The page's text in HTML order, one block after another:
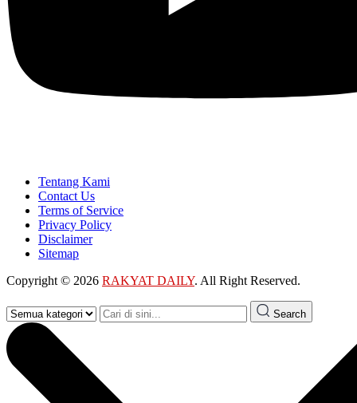
Tentang Kami
Contact Us
Terms of Service
Privacy Policy
Disclaimer
Sitemap
Copyright © 2026 RAKYAT DAILY. All Right Reserved.
Search